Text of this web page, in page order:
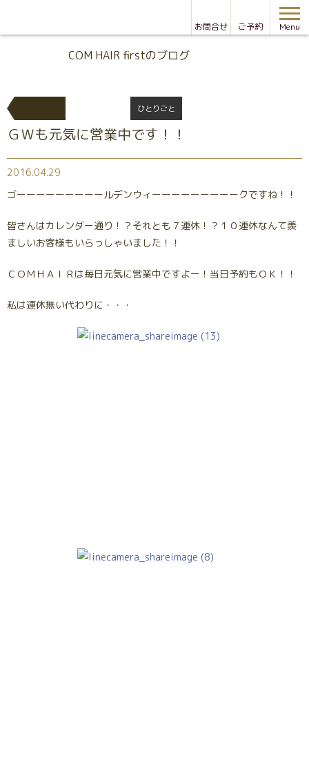
お問合せ ご予約 Menu
COM HAIR firstのブログ
ひとりごと
ＧＷも元気に営業中です！！
2016.04.29
ゴーーーーーーーーールデンウィーーーーーーーーークですね！！
皆さんはカレンダー通り！？それとも７連休！？１０連休なんて羨
ましいお客様もいらっしゃいました！！
ＣＯＭＨＡＩＲは毎日元気に営業中ですよー！当日予約もＯＫ！！
私は連休無い代わりに・・・